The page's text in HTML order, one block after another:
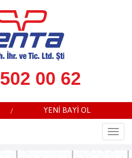
502 00 62
/ YENİ BAYİ OL